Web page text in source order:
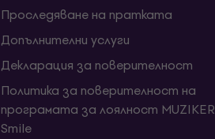
Проследяване на пратката
Допълнителни услуги
Декларация за поверителност
Политика за поверителност на
програмата за лоялност MUZIKER
Smile